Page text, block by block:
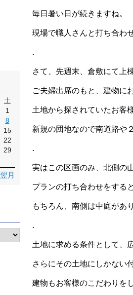
毎日暑い日が続きますね。
現場で職人さんと打ち合わ
.
さて、先週末、倉敷にて上
ご夫婦出席のもと、建物に
土地から探されていたお客
新規の団地なので南道路や
.
実はこの区画のみ、北側の
プランの打ち合わせをする
もちろん、南側は中庭があ
.
土地に求める条件として、
さらにその土地にしかない
建物もお客様のこだわりを
土
1
8
15
22
29
翌月